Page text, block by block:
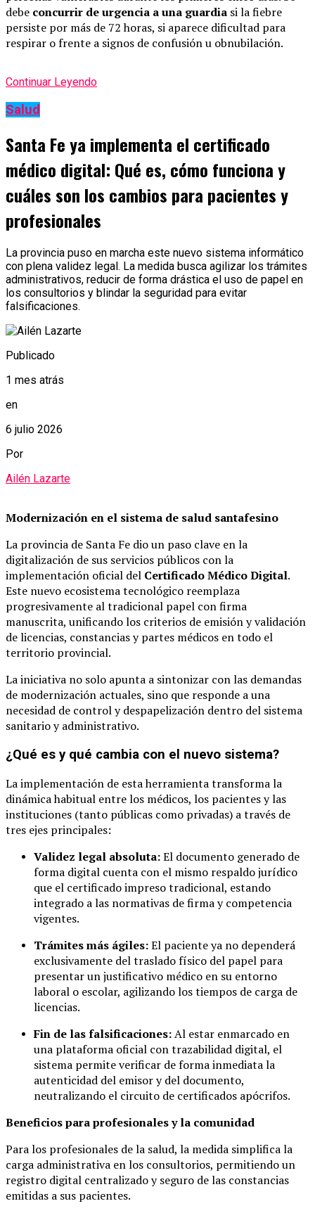
debe concurrir de urgencia a una guardia si la fiebre
persiste por más de 72 horas, si aparece dificultad para
respirar o frente a signos de confusión u obnubilación.
Continuar Leyendo
Salud
Santa Fe ya implementa el certificado
médico digital: Qué es, cómo funciona y
cuáles son los cambios para pacientes y
profesionales
La provincia puso en marcha este nuevo sistema informático
con plena validez legal. La medida busca agilizar los trámites
administrativos, reducir de forma drástica el uso de papel en
los consultorios y blindar la seguridad para evitar
falsificaciones.
Publicado
1 mes atrás
en
6 julio 2026
Por
Ailén Lazarte
Modernización en el sistema de salud santafesino
La provincia de Santa Fe dio un paso clave en la
digitalización de sus servicios públicos con la
implementación oficial del Certificado Médico Digital.
Este nuevo ecosistema tecnológico reemplaza
progresivamente al tradicional papel con firma
manuscrita, unificando los criterios de emisión y validación
de licencias, constancias y partes médicos en todo el
territorio provincial.
La iniciativa no solo apunta a sintonizar con las demandas
de modernización actuales, sino que responde a una
necesidad de control y despapelización dentro del sistema
sanitario y administrativo.
¿Qué es y qué cambia con el nuevo sistema?
La implementación de esta herramienta transforma la
dinámica habitual entre los médicos, los pacientes y las
instituciones (tanto públicas como privadas) a través de
tres ejes principales:
Validez legal absoluta:El documento generado de
forma digital cuenta con el mismo respaldo jurídico
que el certificado impreso tradicional, estando
integrado a las normativas de firma y competencia
vigentes.
Trámites más ágiles:El paciente ya no dependerá
exclusivamente del traslado físico del papel para
presentar un justificativo médico en su entorno
laboral o escolar, agilizando los tiempos de carga de
licencias.
Fin de las falsificaciones:Al estar enmarcado en
una plataforma oficial con trazabilidad digital, el
sistema permite verificar de forma inmediata la
autenticidad del emisor y del documento,
neutralizando el circuito de certificados apócrifos.
Beneficios para profesionales y la comunidad
Para los profesionales de la salud, la medida simplifica la
carga administrativa en los consultorios, permitiendo un
registro digital centralizado y seguro de las constancias
emitidas a sus pacientes.